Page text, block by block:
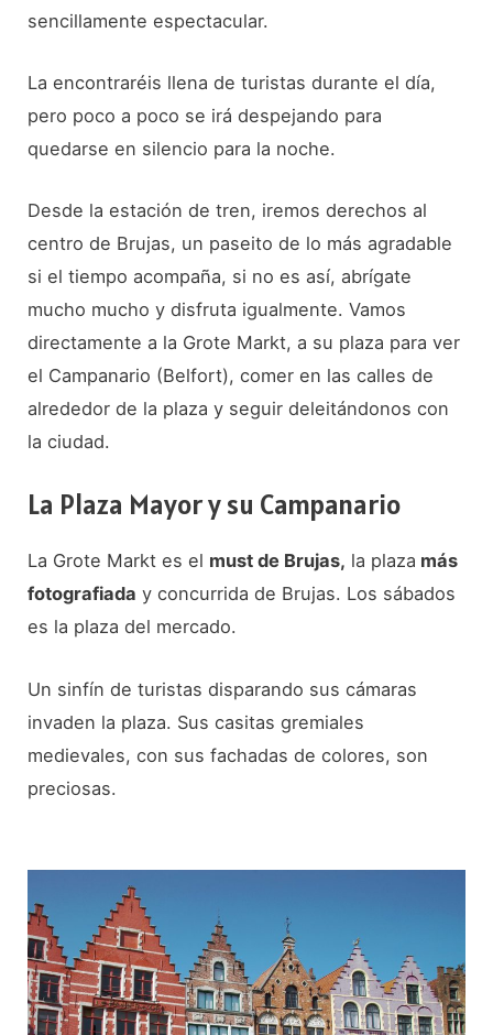
sencillamente espectacular.
La encontraréis llena de turistas durante el día,
pero poco a poco se irá despejando para
quedarse en silencio para la noche.
Desde la estación de tren, iremos derechos al
centro de Brujas, un paseito de lo más agradable
si el tiempo acompaña, si no es así, abrígate
mucho mucho y disfruta igualmente. Vamos
directamente a la Grote Markt, a su plaza para ver
el Campanario (Belfort), comer en las calles de
alrededor de la plaza y seguir deleitándonos con
la ciudad.
La Plaza Mayor y su Campanario
La Grote Markt es el must de Brujas, la plaza más
fotografiada y concurrida de Brujas. Los sábados
es la plaza del mercado.
Un sinfín de turistas disparando sus cámaras
invaden la plaza. Sus casitas gremiales
medievales, con sus fachadas de colores, son
preciosas.